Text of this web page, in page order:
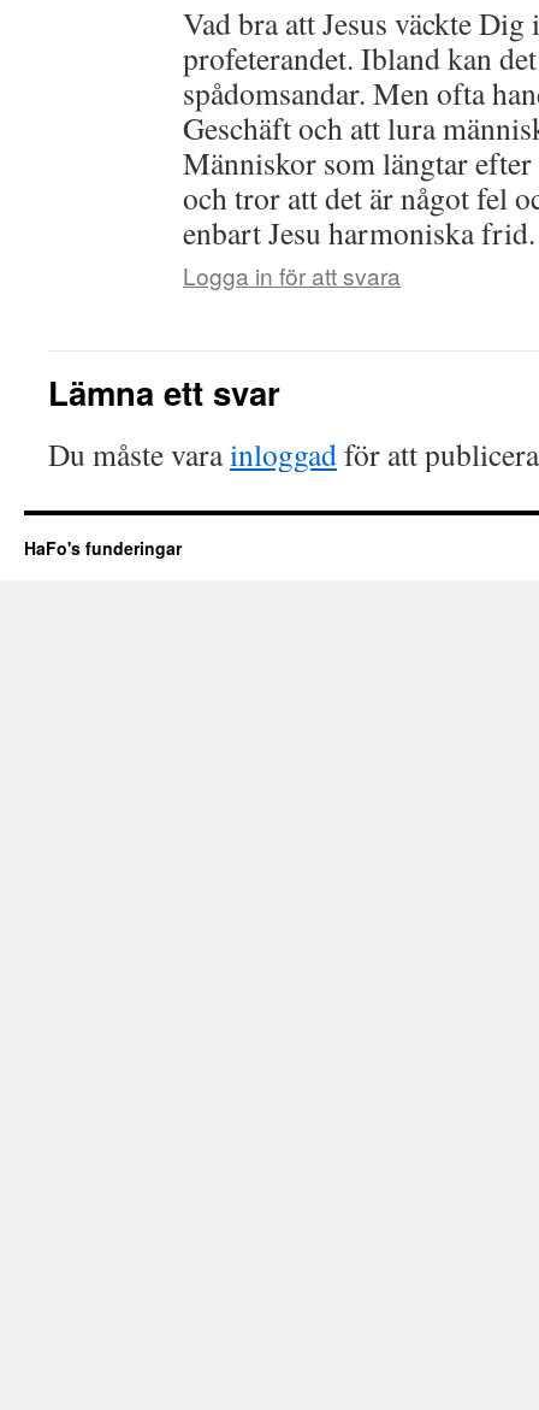
Vad bra att Jesus väckte
profeterandet. Ibland kan
spådomsandar. Men ofta
Geschäft och att lura
Människor som längtar
och tror att det är något fel
enbart Jesu harmoniska frid.
Logga in för att svara
Lämna ett svar
Du måste varainloggadför att
HaFo's funderingar